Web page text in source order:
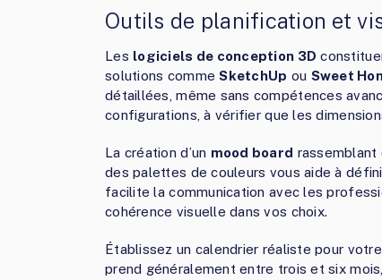
Outils de planification et
Les logiciels de conception 3D
solutions commeSketchUp ou Sweet
détaillées, même sans compétences
configurations, à vérifier que les
La création d’un mood board rassemblant
des palettes de couleurs vous aide à
facilite la communication avec les
cohérence visuelle dans vos choix.
Établissez un calendrier réaliste pour
prend généralement entre trois et six